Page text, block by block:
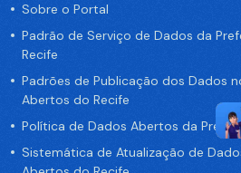
Sobre o Portal
Padrão de Serviço de Dados da
Recife
Padrões de Publicação dos Dados
Abertos do Recife
Política de Dados Abertos da
Sistemática de Atualização de